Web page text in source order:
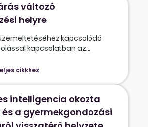
változó
helyre
kapcsolódó
kapcsolatban az...
cikkhez
intelligencia okozta
a gyermekgondozási